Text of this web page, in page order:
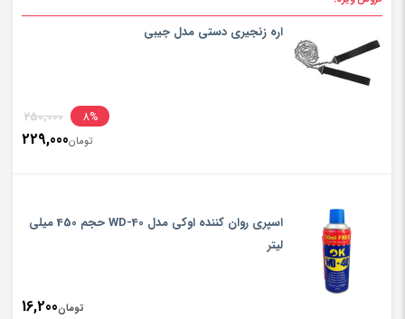
اره زنجیری دستی مدل جیبی
8%
250,000
تومان229,000
اسپری روان کننده اوکی مدل WD-40 حجم 450 میلی
لیتر
تومان16,200